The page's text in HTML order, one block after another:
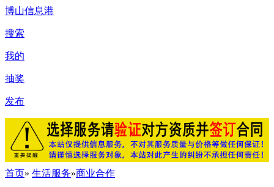
博山信息港
搜索
我的
抽奖
发布
首页» 生活服务»商业合作